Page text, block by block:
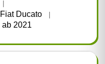
Fiat Ducato
|
ab 2021